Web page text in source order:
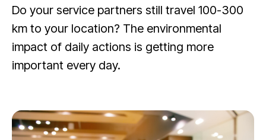
Do your service partners still travel 100-300
km to your location? The environmental
impact of daily actions is getting more
important every day.